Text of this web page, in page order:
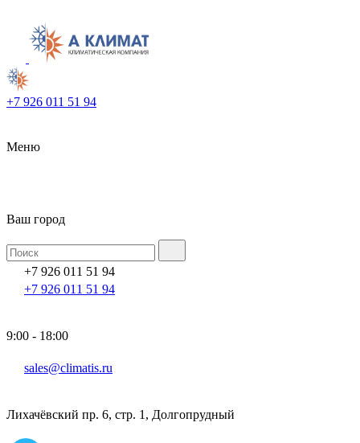
+7 926 011 51 94
Меню
Ваш город
+7 926 011 51 94
+7 926 011 51 94
9:00 - 18:00
sales@climatis.ru
Лихачёвский пр. 6, стр. 1, Долгопрудный